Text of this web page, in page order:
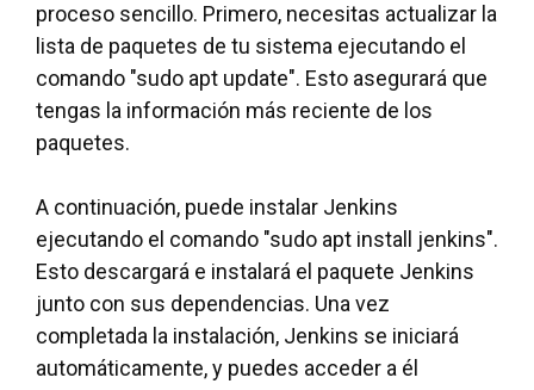
proceso sencillo. Primero, necesitas actualizar la
lista de paquetes de tu sistema ejecutando el
comando "sudo apt update". Esto asegurará que
tengas la información más reciente de los
paquetes.
A continuación, puede instalar Jenkins
ejecutando el comando "sudo apt install jenkins".
Esto descargará e instalará el paquete Jenkins
junto con sus dependencias. Una vez
completada la instalación, Jenkins se iniciará
automáticamente, y puedes acceder a él